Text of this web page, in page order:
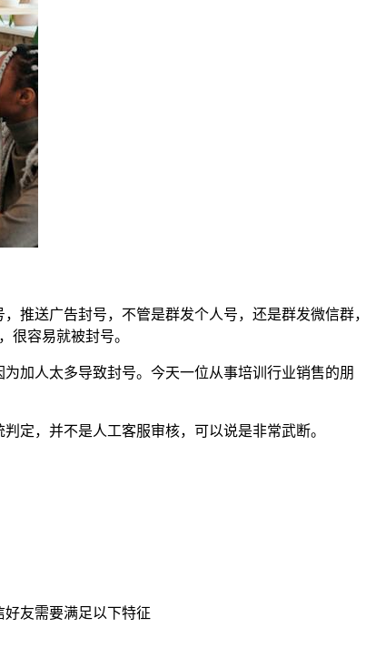
推送广告封号，不管是群发个人号，还是群发微信群，
很容易就被封号。
加人太多导致封号。今天一位从事培训行业销售的朋
定，并不是人工客服审核，可以说是非常武断。
友需要满足以下特征